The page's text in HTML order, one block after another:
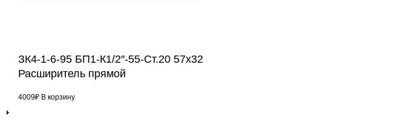
ЗК4-1-6-95 БП1-К1/2″-55-Ст.20 57х32
Расширитель прямой
4009₽ В корзину